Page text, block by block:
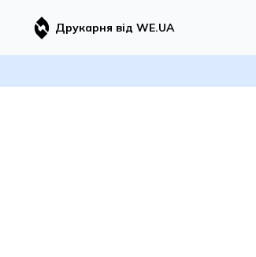
Друкарня від WE.UA